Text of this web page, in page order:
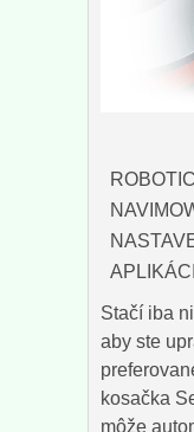
APLIKÁCII
Stačí iba
aby ste
kosačka
môže